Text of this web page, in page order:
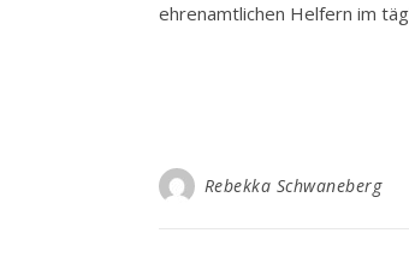
ehrenamtlichen Helfern im
Rebekka Schwaneberg